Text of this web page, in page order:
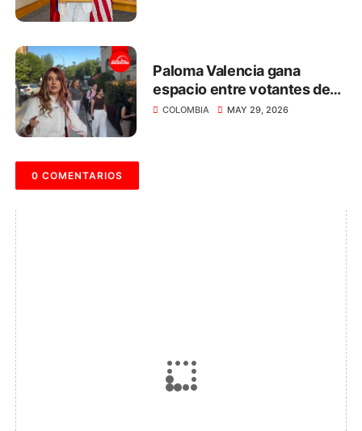
Paloma Valencia gana
espacio entre votantes de
centro rumbo al 31 de mayo
COLOMBIA MAY 29, 2026
0 COMENTARIOS